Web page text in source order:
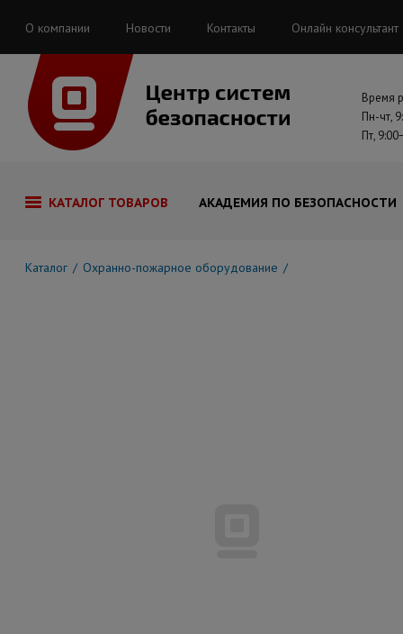
О компании Новости Контакты Онлайн консультант
Время
Пн-чт,
Пт,
КАТАЛОГ ТОВАРОВ АКАДЕМИЯ ПО БЕЗОПАСНОСТИ
Каталог Охранно-пожарное оборудование